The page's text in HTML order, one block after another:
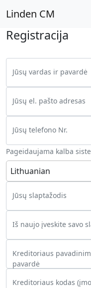
Linden CM
Registracija
Jūsų vardas ir pavardė
Jūsų el. pašto adresas
Jūsų telefono Nr.
Pageidaujama kalba
Lithuanian
Jūsų slaptažodis
Iš naujo įveskite savo
Kreditoriaus
pavardė
Kreditoriaus kodas